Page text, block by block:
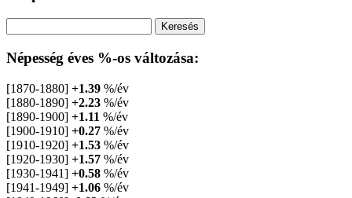
Népesség éves %-os változása:
[1870-1880] +1.39 %/év
[1880-1890] +2.23 %/év
[1890-1900] +1.11 %/év
[1900-1910] +0.27 %/év
[1910-1920] +1.53 %/év
[1920-1930] +1.57 %/év
[1930-1941] +0.58 %/év
[1941-1949] +1.06 %/év